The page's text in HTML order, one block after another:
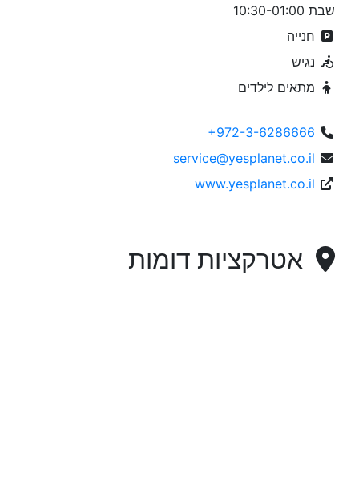
שבת 10:30-01:00
חנייה
נגיש
מתאים לילדים
+972-3-6286666
service@yesplanet.co.il
www.yesplanet.co.il
אטרקציות דומות